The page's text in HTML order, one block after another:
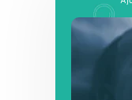
Congé